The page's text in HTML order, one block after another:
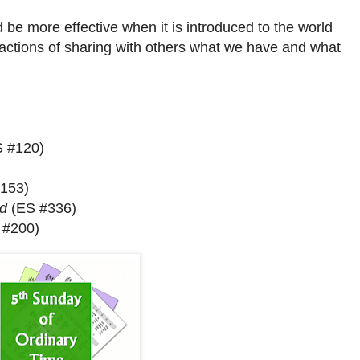
more effective when it is introduced to the world
of sharing with others what we have and what
#120)
53)
(ES #336)
#200)